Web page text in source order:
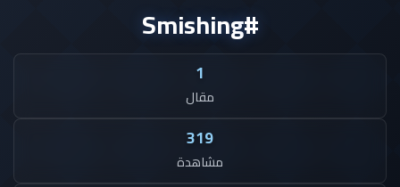
#Smishing
1
مقال
319
مشاهدة